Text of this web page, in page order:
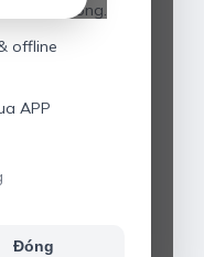
tại Hải Phòng.
offline
APP
Đóng